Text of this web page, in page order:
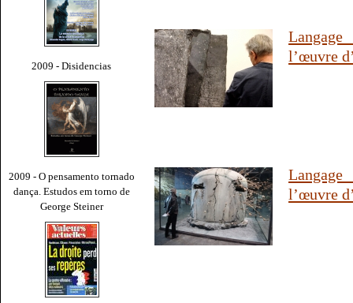
2009 - Disidencias
2009 - O pensamento tornado
dança. Estudos em torno de
George Steiner
l’œuvre
l’œuvre